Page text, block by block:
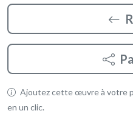
Ajoutez cette œuvre à votre
en un clic.